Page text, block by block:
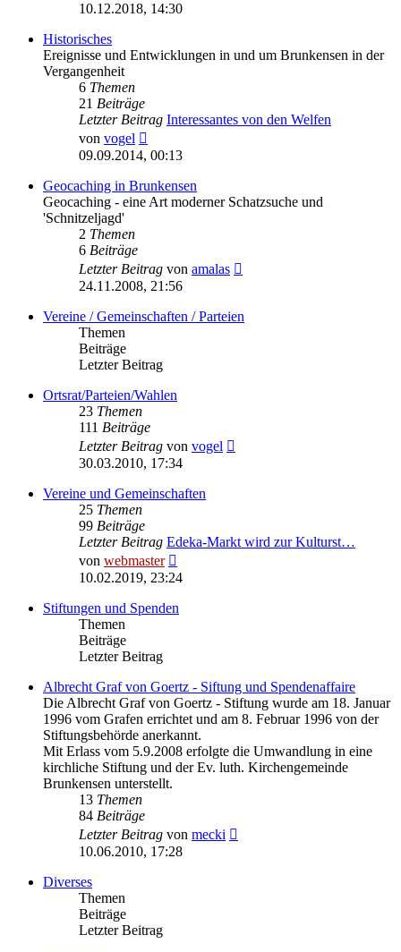
Beitrag
10.12.2018, 14:30
Historisches
Ereignisse und Entwicklungen in und um Brunkensen in der
Vergangenheit
6 Themen
21 Beiträge
Letzter Beitrag Interessantes von den Welfen
von vogel
Beitrag
09.09.2014, 00:13
Geocaching in Brunkensen
Geocaching - eine Art moderner Schatzsuche und
'Schnitzeljagd'
2 Themen
6 Beiträge
Letzter Beitrag von amalas
24.11.2008, 21:56
Vereine / Gemeinschaften / Parteien
Themen
Beiträge
Letzter Beitrag
Ortsrat/Parteien/Wahlen
23 Themen
111 Beiträge
Letzter Beitrag von vogel
30.03.2010, 17:34
Vereine und Gemeinschaften
25 Themen
99 Beiträge
Letzter Beitrag Edeka-Markt wird zur Kulturst…
von webmaster
Beitrag
10.02.2019, 23:24
Stiftungen und Spenden
Themen
Beiträge
Letzter Beitrag
Albrecht Graf von Goertz - Siftung und Spendenaffaire
Die Albrecht Graf von Goertz - Stiftung wurde am 18. Januar
1996 vom Grafen errichtet und am 8. Februar 1996 von der
Stiftungsbehörde anerkannt.
Mit Erlass vom 5.9.2008 erfolgte die Umwandlung in eine
kirchliche Stiftung und der Ev. luth. Kirchengemeinde
Brunkensen unterstellt.
13 Themen
84 Beiträge
Letzter Beitrag von mecki
10.06.2010, 17:28
Diverses
Themen
Beiträge
Letzter Beitrag